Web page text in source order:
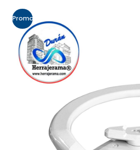
Promo!